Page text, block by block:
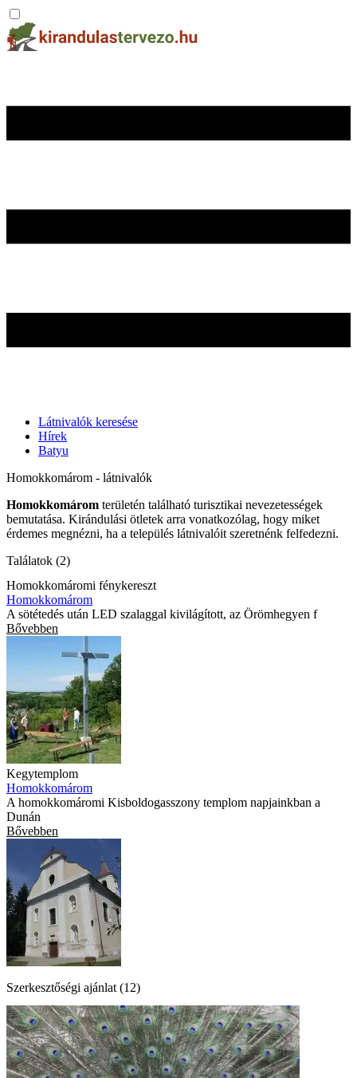
Látnivalók keresése
Hírek
Batyu
Homokkomárom - látnivalók
Homokkomárom területén található turisztikai nevezetességek
bemutatása. Kirándulási ötletek arra vonatkozólag, hogy miket
érdemes megnézni, ha a település látnivalóit szeretnénk felfedezni.
Találatok (2)
Homokkomáromi fénykereszt
Homokkomárom
A sötétedés után LED szalaggal kivilágított, az Örömhegyen f
Bővebben
Kegytemplom
Homokkomárom
A homokkomáromi Kisboldogasszony templom napjainkban a
Dunán
Bővebben
Szerkesztőségi ajánlat (12)